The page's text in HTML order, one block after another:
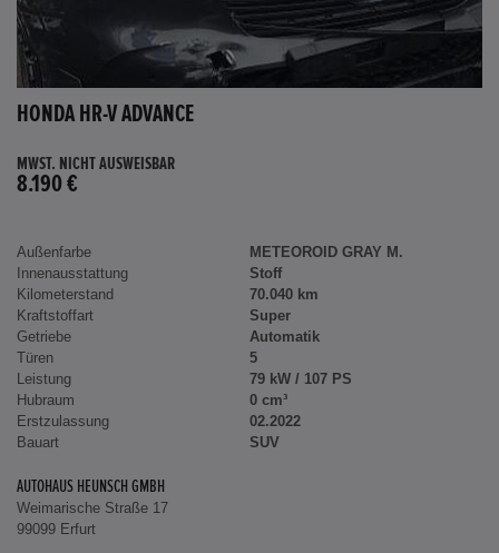
HONDA HR-V ADVANCE
MWST. NICHT AUSWEISBAR
8.190 €
Außenfarbe
METEOROID GRAY M.
Innenausstattung
Stoff
Kilometerstand
70.040 km
Kraftstoffart
Super
Getriebe
Automatik
Türen
5
Leistung
79 kW / 107 PS
Hubraum
0 cm³
Erstzulassung
02.2022
Bauart
SUV
AUTOHAUS HEUNSCH GMBH
Weimarische Straße 17
99099 Erfurt